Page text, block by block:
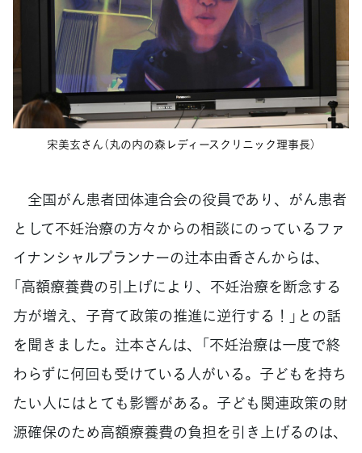
宋美玄さん（丸の内の森レディースクリニック理事長）
全国がん患者団体連合会の役員であり、がん患者
として不妊治療の方々からの相談にのっているファ
イナンシャルプランナーの辻本由香さんからは、
「高額療養費の引上げにより、不妊治療を断念する
方が増え、子育て政策の推進に逆行する！」との話
を聞きました。辻本さんは、「不妊治療は一度で終
わらずに何回も受けている人がいる。子どもを持ち
たい人にはとても影響がある。子ども関連政策の財
源確保のため高額療養費の負担を引き上げるのは、